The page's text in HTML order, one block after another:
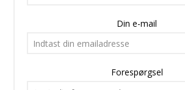
Din e-mail
Forespørgsel